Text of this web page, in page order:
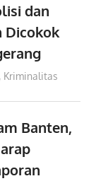
dan
Dicokok
, Kriminalitas
Banten,